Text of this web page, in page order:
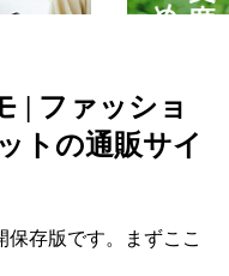
| ファッショ
トの通販サイ
存版です。まずここ